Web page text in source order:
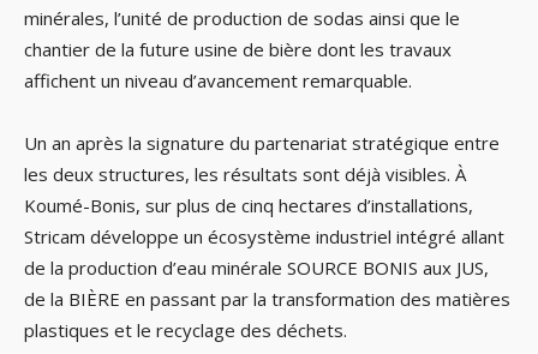
minérales, l’unité de production de sodas ainsi que le
chantier de la future usine de bière dont les travaux
affichent un niveau d’avancement remarquable.
Un an après la signature du partenariat stratégique entre
les deux structures, les résultats sont déjà visibles. À
Koumé-Bonis, sur plus de cinq hectares d’installations,
Stricam développe un écosystème industriel intégré allant
de la production d’eau minérale SOURCE BONIS aux JUS,
de la BIÈRE en passant par la transformation des matières
plastiques et le recyclage des déchets.